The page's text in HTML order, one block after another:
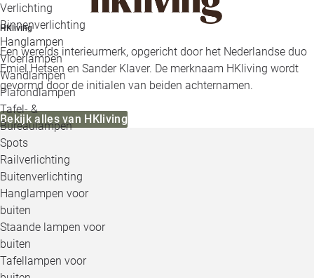
Verlichting
Binnenverlichting
Hanglampen
Vloerlampen
Wandlampen
Plafondlampen
Tafel- &
Bureaulampen
Spots
Railverlichting
Buitenverlichting
Hanglampen voor
buiten
Staande lampen voor
buiten
Tafellampen voor
HKliving
Een werelds interieurmerk, opgericht door het Nederlandse duo
Emiel Hetsen en Sander Klaver. De merknaam HKliving wordt
gevormd door de initialen van beiden achternamen.
Bekijk alles van HKliving